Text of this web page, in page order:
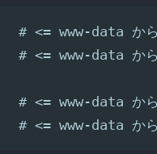
# <= www-data か
# <= www-data か
# <= www-data か
# <= www-data か